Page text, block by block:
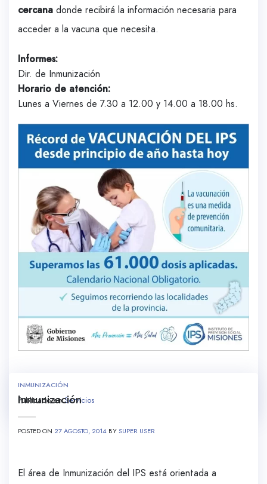
cercana donde recibirá la información necesaria para
acceder a la vacuna que necesita.
Informes:
Dir. de Inmunización
Horario de atención:
Lunes a Viernes de 7.30 a 12.00 y 14.00 a 18.00 hs.
Publicado enServicios
INMUNIZACIÓN
Inmunización
POSTED ON 27 AGOSTO, 2014 BYSUPER USER
El área de Inmunización del IPS está orientada a